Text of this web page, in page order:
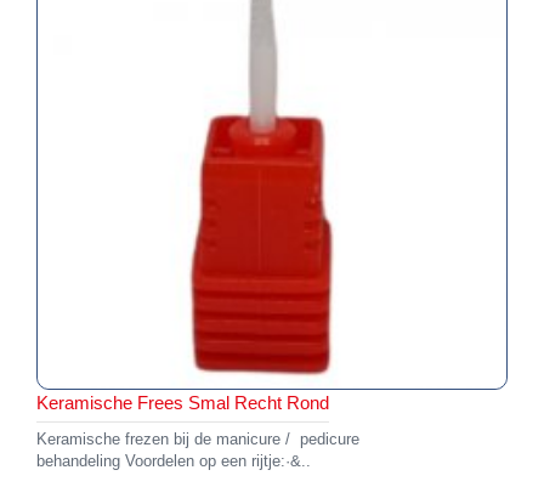
Keramische Frees Smal Recht Rond
Keramische frezen bij de manicure / pedicure
behandeling Voordelen op een rijtje:·&..